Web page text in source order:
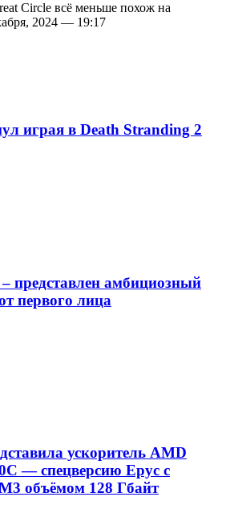
Circle всё меньше похож на
2024 — 19:17
играя в Death Stranding 2
представлен амбициозный
первого лица
ускоритель AMD
— спецверсию Epyc с
объёмом 128 Гбайт